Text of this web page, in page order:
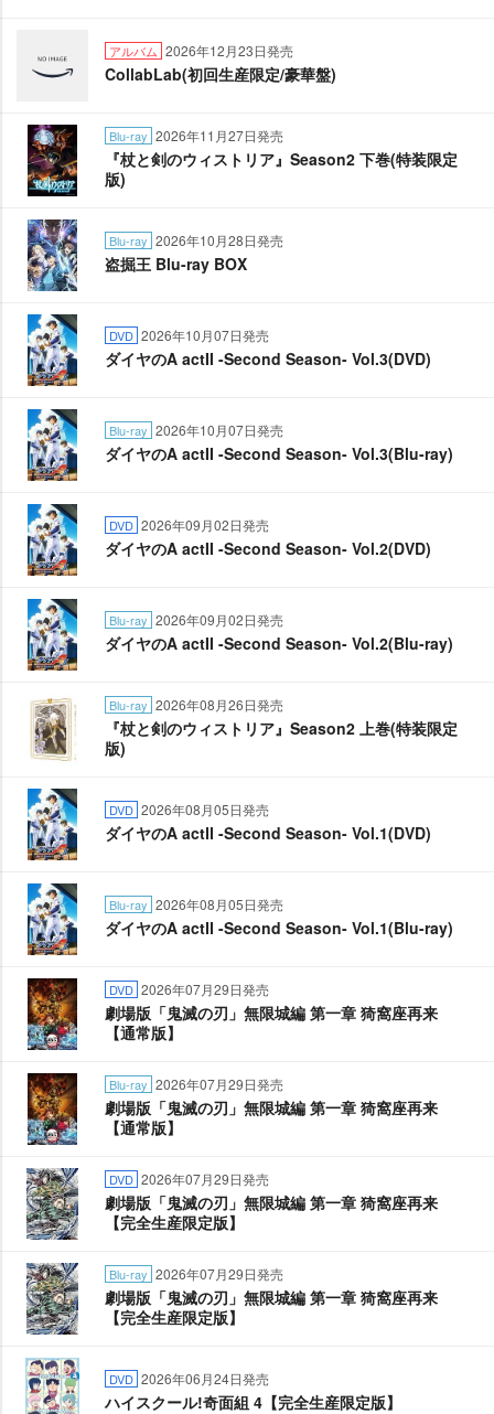
アルバム 2026年12月23日発売
CollabLab(初回生産限定/豪華盤)
Blu-ray 2026年11月27日発売
『杖と剣のウィストリア』Season2 下巻(特装限定
版)
Blu-ray 2026年10月28日発売
盗掘王 Blu-ray BOX
DVD 2026年10月07日発売
ダイヤのA actII -Second Season- Vol.3(DVD)
Blu-ray 2026年10月07日発売
ダイヤのA actII -Second Season- Vol.3(Blu-ray)
DVD 2026年09月02日発売
ダイヤのA actII -Second Season- Vol.2(DVD)
Blu-ray 2026年09月02日発売
ダイヤのA actII -Second Season- Vol.2(Blu-ray)
Blu-ray 2026年08月26日発売
『杖と剣のウィストリア』Season2 上巻(特装限定
版)
DVD 2026年08月05日発売
ダイヤのA actⅡ -Second Season- Vol.1(DVD)
Blu-ray 2026年08月05日発売
ダイヤのA actⅡ -Second Season- Vol.1(Blu-ray)
DVD 2026年07月29日発売
劇場版「鬼滅の刃」無限城編 第一章 猗窩座再来
【通常版】
Blu-ray 2026年07月29日発売
劇場版「鬼滅の刃」無限城編 第一章 猗窩座再来
【通常版】
DVD 2026年07月29日発売
劇場版「鬼滅の刃」無限城編 第一章 猗窩座再来
【完全生産限定版】
Blu-ray 2026年07月29日発売
劇場版「鬼滅の刃」無限城編 第一章 猗窩座再来
【完全生産限定版】
DVD 2026年06月24日発売
ハイスクール!奇面組 4【完全生産限定版】